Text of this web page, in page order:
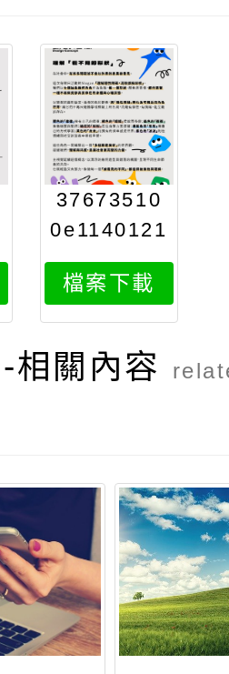
37673510
0e1140121
539attach
1
檔案下載
相關內容